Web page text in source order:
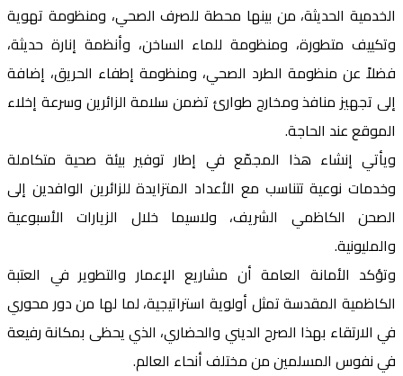
الخدمية الحديثة، من بينها محطة للصرف الصحي، ومنظومة تهوية
وتكييف متطورة، ومنظومة للماء الساخن، وأنظمة إنارة حديثة،
فضلاً عن منظومة الطرد الصحي، ومنظومة إطفاء الحريق، إضافة
إلى تجهيز منافذ ومخارج طوارئ تضمن سلامة الزائرين وسرعة إخلاء
الموقع عند الحاجة.
ويأتي إنشاء هذا المجمّع في إطار توفير بيئة صحية متكاملة
وخدمات نوعية تتناسب مع الأعداد المتزايدة للزائرين الوافدين إلى
الصحن الكاظمي الشريف، ولاسيما خلال الزيارات الأسبوعية
والمليونية.
وتؤكد الأمانة العامة أن مشاريع الإعمار والتطوير في العتبة
الكاظمية المقدسة تمثل أولوية استراتيجية، لما لها من دور محوري
في الارتقاء بهذا الصرح الديني والحضاري، الذي يحظى بمكانة رفيعة
في نفوس المسلمين من مختلف أنحاء العالم.